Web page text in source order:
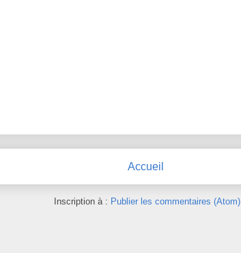
Accueil
Inscription à : Publier les commentaires (Atom)